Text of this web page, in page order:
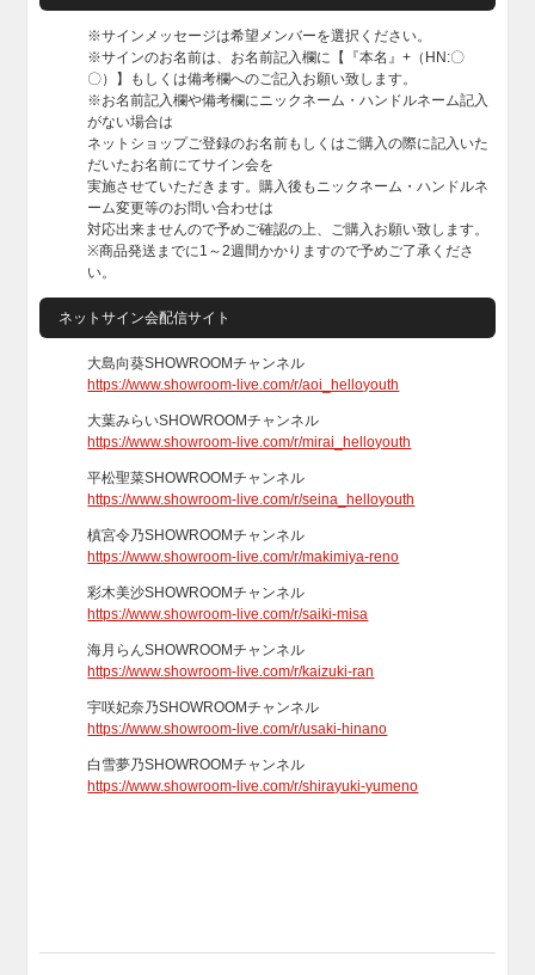
※サインメッセージは希望メンバーを選択ください。
※サインのお名前は、お名前記入欄に【『本名』+（HN:〇
〇）】もしくは備考欄へのご記入お願い致します。
※お名前記入欄や備考欄にニックネーム・ハンドルネーム記入
がない場合は
ネットショップご登録のお名前もしくはご購入の際に記入いた
だいたお名前にてサイン会を
実施させていただきます。購入後もニックネーム・ハンドルネ
ーム変更等のお問い合わせは
対応出来ませんので予めご確認の上、ご購入お願い致します。
※商品発送までに1～2週間かかりますので予めご了承くださ
い。
ネットサイン会配信サイト
大島向葵SHOWROOMチャンネル
https://www.showroom-live.com/r/aoi_helloyouth
大葉みらいSHOWROOMチャンネル
https://www.showroom-live.com/r/mirai_helloyouth
平松聖菜SHOWROOMチャンネル
https://www.showroom-live.com/r/seina_helloyouth
槙宮令乃SHOWROOMチャンネル
https://www.showroom-live.com/r/makimiya-reno
彩木美沙SHOWROOMチャンネル
https://www.showroom-live.com/r/saiki-misa
海月らんSHOWROOMチャンネル
https://www.showroom-live.com/r/kaizuki-ran
宇咲妃奈乃SHOWROOMチャンネル
https://www.showroom-live.com/r/usaki-hinano
白雪夢乃SHOWROOMチャンネル
https://www.showroom-live.com/r/shirayuki-yumeno